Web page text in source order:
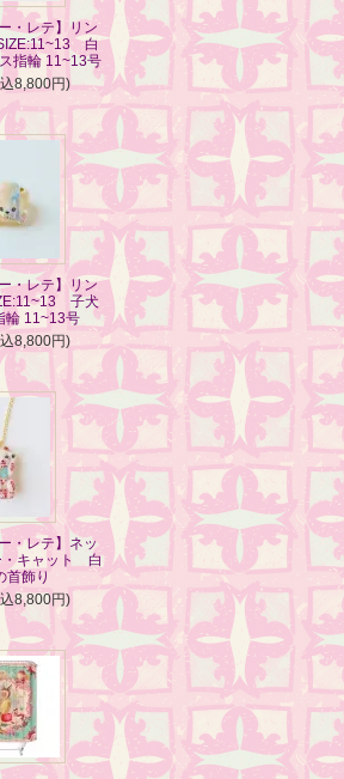
・レテ】リン
白
指輪 11~13号
8,800円)
・レテ】リン
子犬
輪 11~13号
8,800円)
・レテ】ネッ
・キャット 白
首飾り
8,800円)